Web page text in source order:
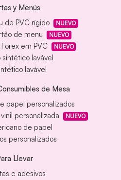
y Menús
de PVC rígido
NUEVO
de menu NUEVO
em PVC NUEVO
sintético lavável
lavável
de Mesa
papel personalizados
personalizada
NUEVO
de papel
personalizados
Llevar
e adesivos